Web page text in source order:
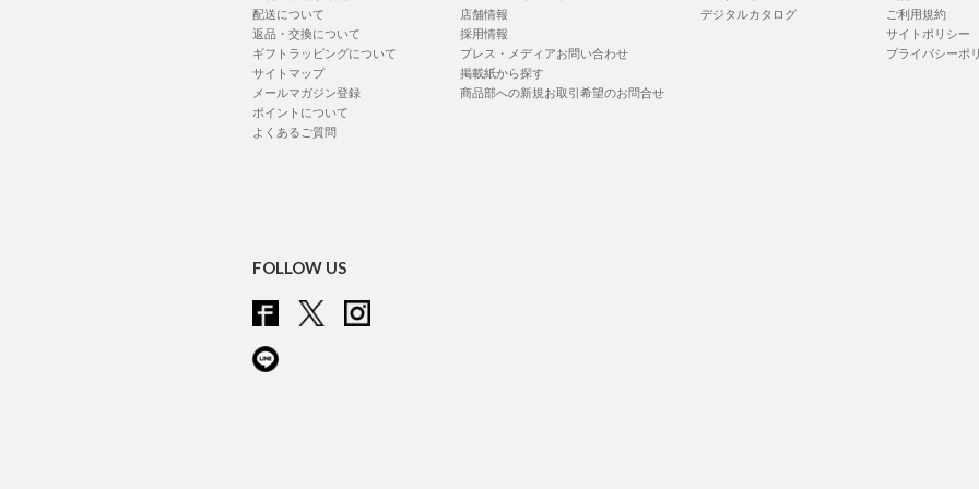
配送について
返品・交換について
ギフトラッピングについて
サイトマップ
メールマガジン登録
ポイントについて
よくあるご質問
店舗情報
採用情報
プレス・メディアお問い合わせ
掲載紙から探す
商品部への新規お取引希望のお問合せ
デジタルカタログ
ご利用規約
サイトポリシー
プライバシーポ
FOLLOW US